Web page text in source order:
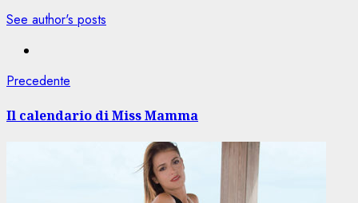
See author's posts
Navigazione
articolo
Precedente
Il calendario di Miss Mamma